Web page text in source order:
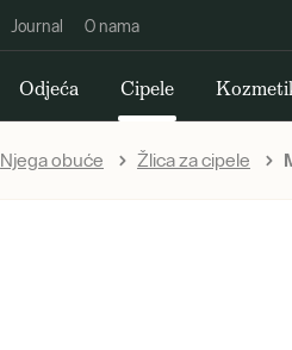
Journal O nama
Odjeća Cipele
Njega obuće Žlica za cipele